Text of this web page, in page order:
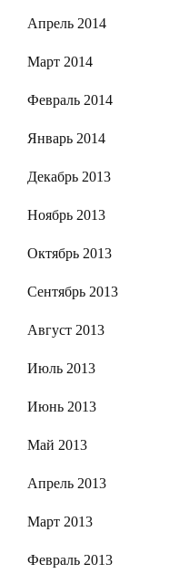
Апрель 2014
Март 2014
Февраль 2014
Январь 2014
Декабрь 2013
Ноябрь 2013
Октябрь 2013
Сентябрь 2013
Август 2013
Июль 2013
Июнь 2013
Май 2013
Апрель 2013
Март 2013
Февраль 2013